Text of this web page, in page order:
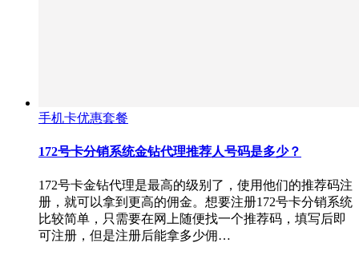
手机卡优惠套餐
172号卡分销系统金钻代理推荐人号码是多少？
172号卡金钻代理是最高的级别了，使用他们的推荐码注
册，就可以拿到更高的佣金。想要注册172号卡分销系统
比较简单，只需要在网上随便找一个推荐码，填写后即
可注册，但是注册后能拿多少佣…